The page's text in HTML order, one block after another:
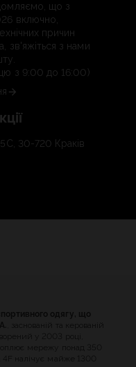
що з
включно,
причин
зв'яжіться з нами
з 9:00 до 16:00)
30-720 Краків